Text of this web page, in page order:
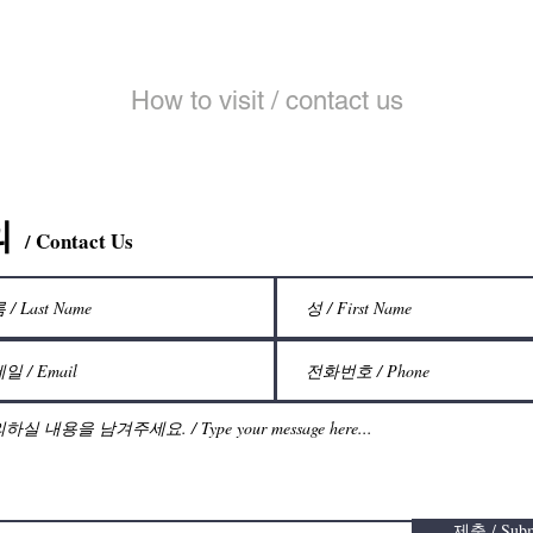
How to visit / contact us
/Contact Us